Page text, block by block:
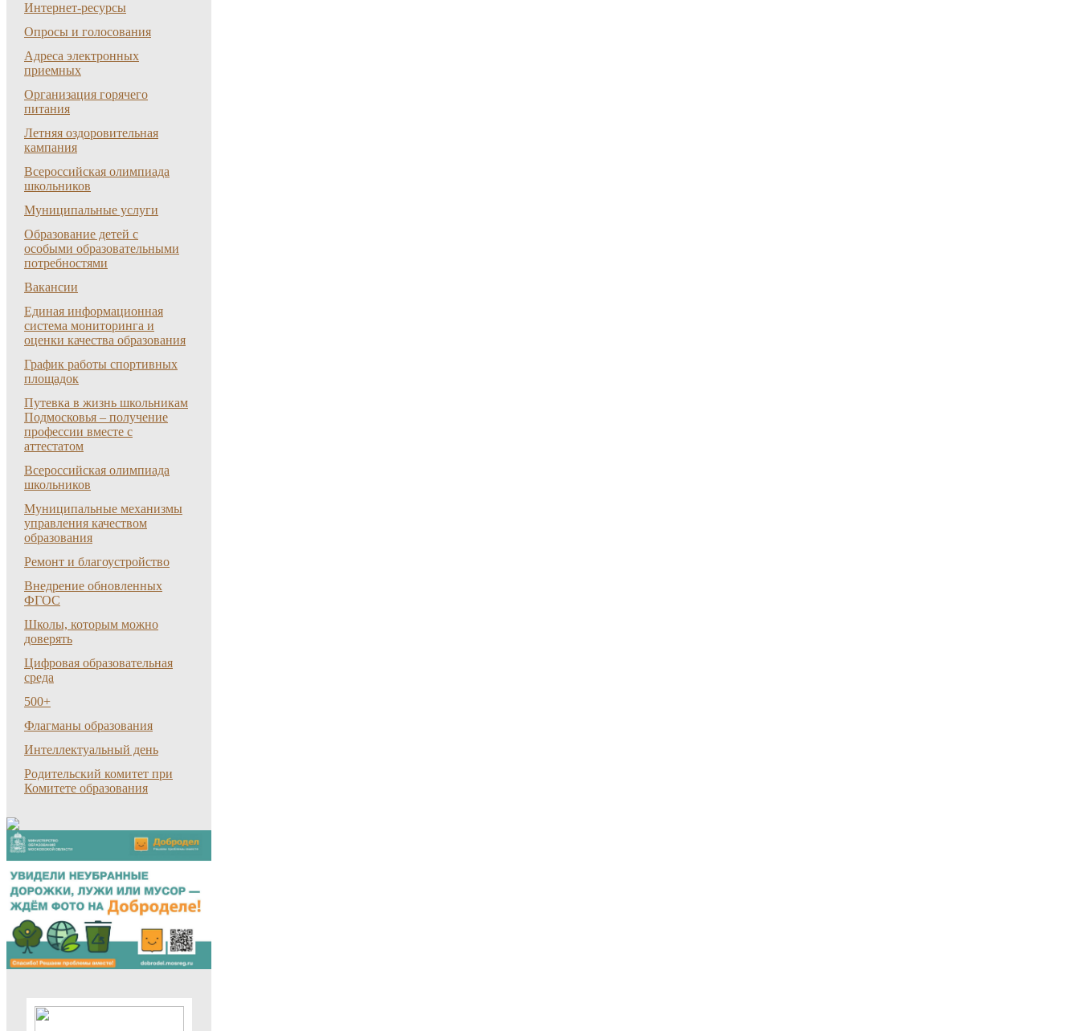
Интернет-ресурсы
Опросы и голосования
Адреса электронных
приемных
Организация горячего
питания
Летняя оздоровительная
кампания
Всероссийская олимпиада
школьников
Муниципальные услуги
Образование детей с
особыми образовательными
потребностями
Вакансии
Единая информационная
система мониторинга и
оценки качества образования
График работы спортивных
площадок
Путевка в жизнь школьникам
Подмосковья – получение
профессии вместе с
аттестатом
Всероссийская олимпиада
школьников
Муниципальные механизмы
управления качеством
образования
Ремонт и благоустройство
Внедрение обновленных
ФГОС
Школы, которым можно
доверять
Цифровая образовательная
среда
500+
Флагманы образования
Интеллектуальный день
Родительский комитет при
Комитете образования